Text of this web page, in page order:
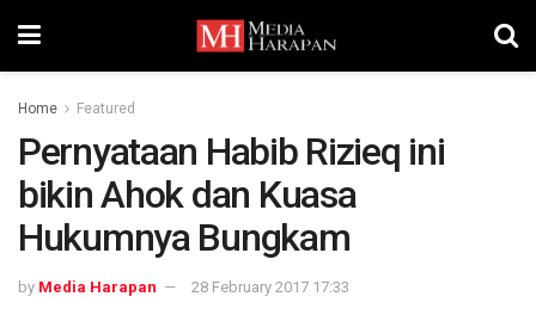
Home Featured
Pernyataan Habib Rizieq ini
bikin Ahok dan Kuasa
Hukumnya Bungkam
by Media Harapan 28 February 2017 17:33